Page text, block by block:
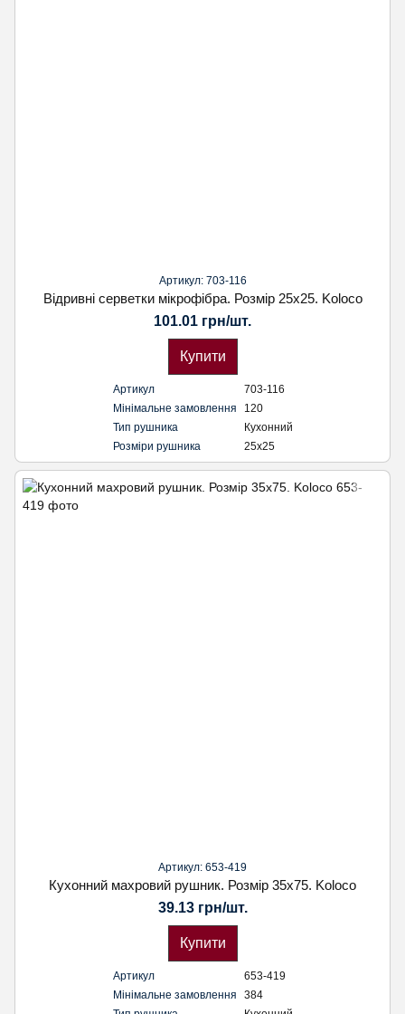
Артикул: 703-116
Відривні серветки мікрофібра. Розмір 25х25. Koloco
101.01 грн/шт.
Купити
Артикул
703-116
Мінімальне замовлення
120
Тип рушника
Кухонний
Розміри рушника
25х25
Артикул: 653-419
Кухонний махровий рушник. Розмір 35х75. Koloco
39.13 грн/шт.
Купити
Артикул
653-419
Мінімальне замовлення
384